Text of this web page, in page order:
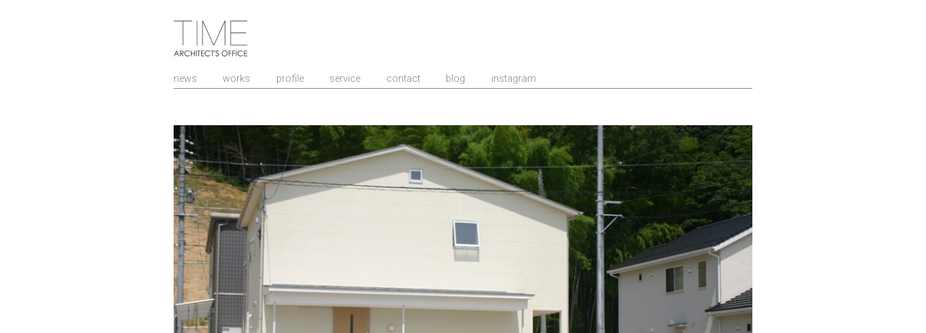
山口県/建築設計事務所/建築家 TIME
news works profile service contact blog instagram